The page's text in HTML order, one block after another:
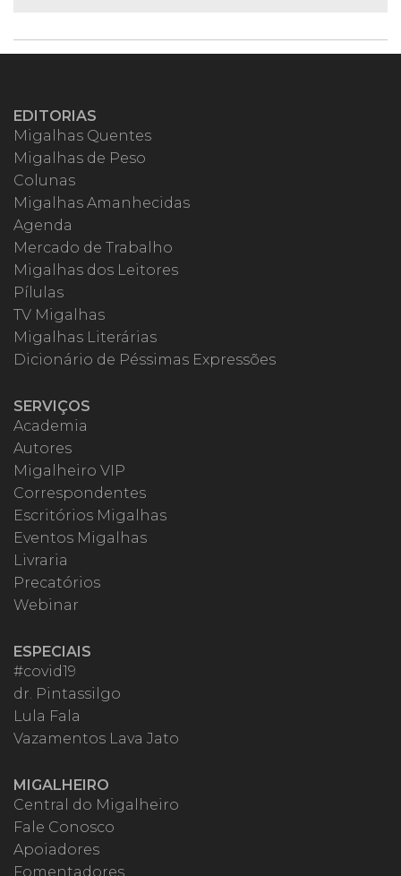
EDITORIAS
Migalhas Quentes
Migalhas de Peso
Colunas
Migalhas Amanhecidas
Agenda
Mercado de Trabalho
Migalhas dos Leitores
Pílulas
TV Migalhas
Migalhas Literárias
Dicionário de Péssimas Expressões
SERVIÇOS
Academia
Autores
Migalheiro VIP
Correspondentes
Escritórios Migalhas
Eventos Migalhas
Livraria
Precatórios
Webinar
ESPECIAIS
#covid19
dr. Pintassilgo
Lula Fala
Vazamentos Lava Jato
MIGALHEIRO
Central do Migalheiro
Fale Conosco
Apoiadores
Fomentadores